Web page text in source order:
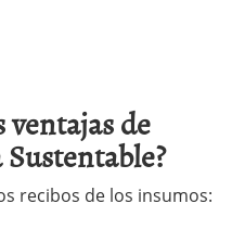
ventajas de
recibos de los insumos: